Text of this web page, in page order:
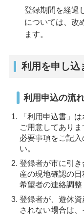
登録期間を経過
については、改
ます。
利用を申し込
利用申込の流
「利用申込書」
ご用意してありま
必要事項をご記
い。
登録者が市に引
産の現地確認の
希望者の連絡調整
登録者が、遊休
されない場合は、